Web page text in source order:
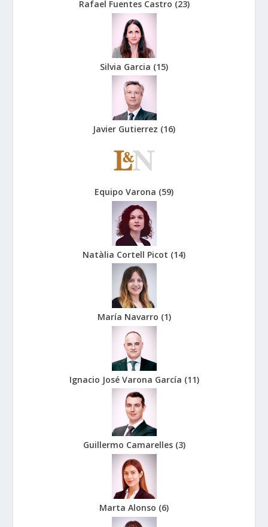
Rafael Fuentes Castro (23)
Silvia Garcia (15)
Javier Gutierrez (16)
Equipo Varona (59)
Natàlia Cortell Picot (14)
María Navarro (1)
Ignacio José Varona García (11)
Guillermo Camarelles (3)
Marta Alonso (6)